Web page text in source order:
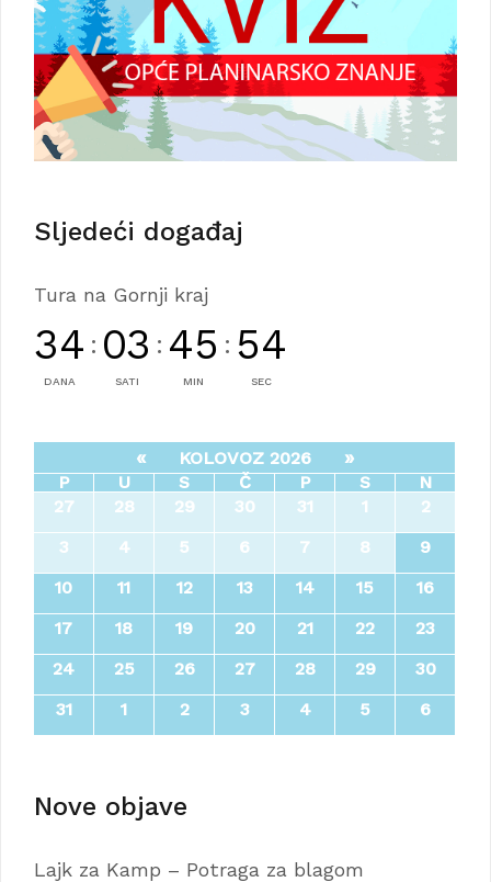
Sljedeći događaj
Tura na Gornji kraj
34
DANA
: 03
SATI
: 45
MIN
: 54
SEC
« KOLOVOZ 2026 »
P U S Č P S
N
27
28 29 30 31 1
2
3
4 5 6 7 8
9
10
11 12 13 14 15
16
17
18 19 20 21 22
23
24
25 26 27 28 29
30
31
1 2 3 4 5 6
Nove objave
Lajk za Kamp – Potraga za blagom